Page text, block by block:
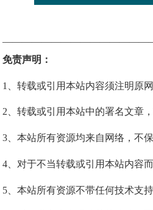
免责声明：
1、转载或引用本站内容须注明原
2、转载或引用本站中的署名文章
3、本站所有资源均来自网络，不
4、对于不当转载或引用本站内容
5、本站所有资源不带任何技术支